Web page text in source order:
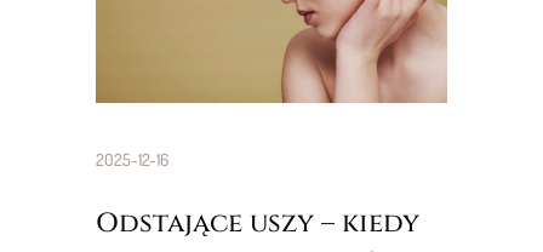
2025-12-16
Odstające uszy – kiedy